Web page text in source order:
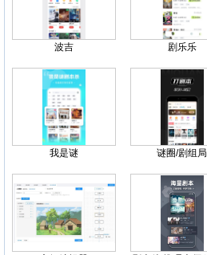
波吉 剧乐乐
我是谜 谜圈/剧组局